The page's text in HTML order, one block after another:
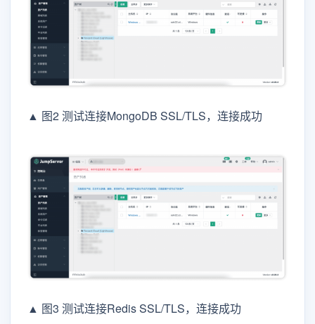
▲ 图2 测试连接MongoDB SSL/TLS，连接成功
▲ 图3 测试连接Redis SSL/TLS，连接成功